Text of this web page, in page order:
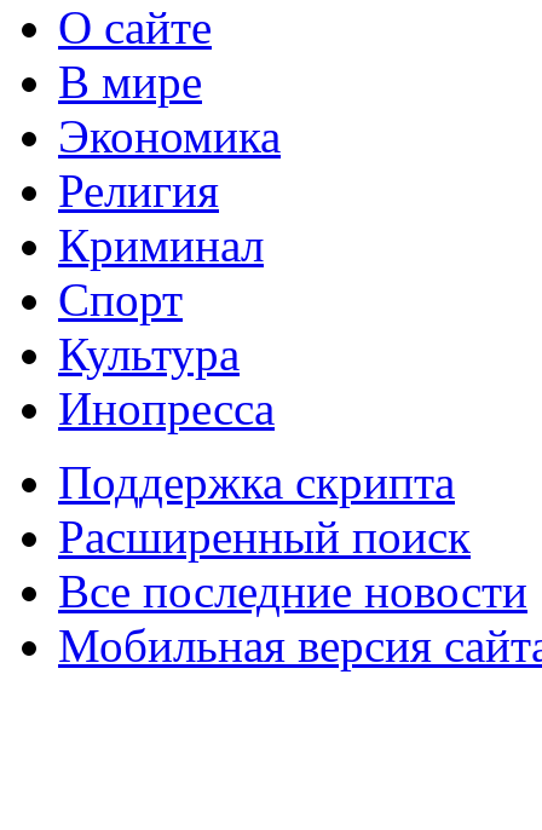
О сайте
В мире
Экономика
Религия
Криминал
Спорт
Культура
Инопресса
Поддержка скрипта
Расширенный поиск
Все последние новости
Мобильная версия